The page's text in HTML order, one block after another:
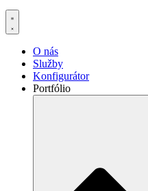
O nás
Služby
Konfigurátor
Portfólio